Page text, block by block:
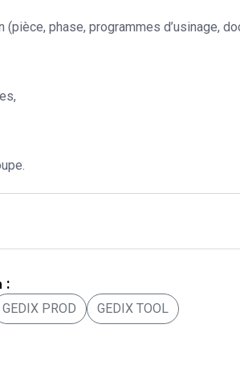
phase, programmes d’usinage,
:
GEDIX PROD GEDIX TOOL